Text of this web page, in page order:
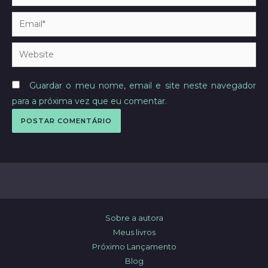
Email*
Website
Guardar o meu nome, email e site neste navegador
para a próxima vez que eu comentar.
Sobre a autora
Meus livros
Próximo Lançamento
Blog